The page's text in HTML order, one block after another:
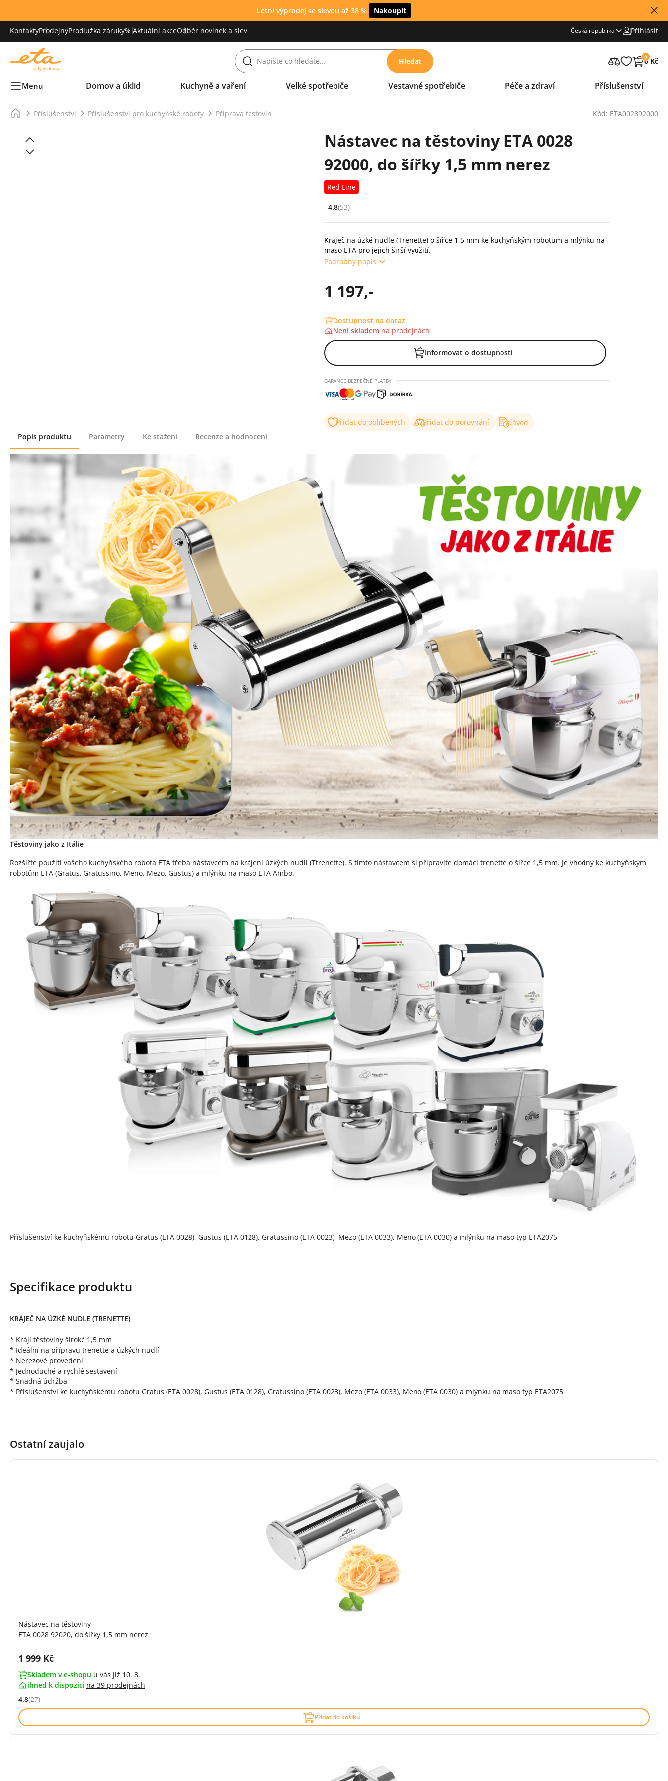
Letní výprodej se slevou až 38 % Nakoupit
KontaktyProdejnyProdlužka záruky% Aktuální akceOdběr novinek a slev Česká republika Přihlásit
Hledat 0
0 Kč
Menu Domov a úklid Kuchyně a vaření Velké spotřebiče Vestavné spotřebiče Péče a zdraví Příslušenství
Příslušenství Příslušenství pro kuchyňské roboty Příprava těstovin Kód: ETA002892000
Nástavec na těstoviny ETA 0028
92000, do šířky 1,5 mm nerez
Red Line
Hodnocení: 4.8 z 5 (53 recenzí)
4.8(53)
Kráječ na úzké nudle (Trenette) o šířce 1,5 mm ke kuchyňským robotům a mlýnku na
maso ETA pro jejich širší využití.
Podrobný popis
1 197,-
Dostupnost na dotaz
Není skladem na prodejnách
Informovat o dostupnosti
GARANCE BEZPEČNÉ PLATBY
Přidat do oblíbených Přidat do porovnání
Návod
Popis produktu
Parametry Ke stažení Recenze a hodnocení
Popis produktu
Těstoviny jako z Itálie
Rozšiřte použití vašeho kuchyňského robota ETA třeba nástavcem na krájení úzkých nudlí (Ttrenette). S tímto nástavcem si připravíte domácí trenette o šířce 1,5 mm. Je vhodný ke kuchyňským
robotům ETA (Gratus, Gratussino, Meno, Mezo, Gustus) a mlýnku na maso ETA Ambo.
Příslušenství ke kuchyňskému robotu Gratus (ETA 0028), Gustus (ETA 0128), Gratussino (ETA 0023), Mezo (ETA 0033), Meno (ETA 0030) a mlýnku na maso typ ETA2075
Specifikace produktu
KRÁJEČ NA ÚZKÉ NUDLE (TRENETTE)
* Krájí těstoviny široké 1,5 mm
* Ideální na přípravu trenette a úzkých nudlí
* Nerezové provedení
* Jednoduché a rychlé sestavení
* Snadná údržba
* Příslušenství ke kuchyňskému robotu Gratus (ETA 0028), Gustus (ETA 0128), Gratussino (ETA 0023), Mezo (ETA 0033), Meno (ETA 0030) a mlýnku na maso typ ETA2075
Ostatní zaujalo
Nástavec na těstoviny
ETA 0028 92020, do šířky 1,5 mm nerez
Cena s DPH:
1 999 Kč
Skladem v e-shopu u vás již 10. 8.
ihned k dispozici na 39 prodejnách
Hodnocení: 4.8 z 5 (27 recenzí)
4.8(27)
Přidat do košíku